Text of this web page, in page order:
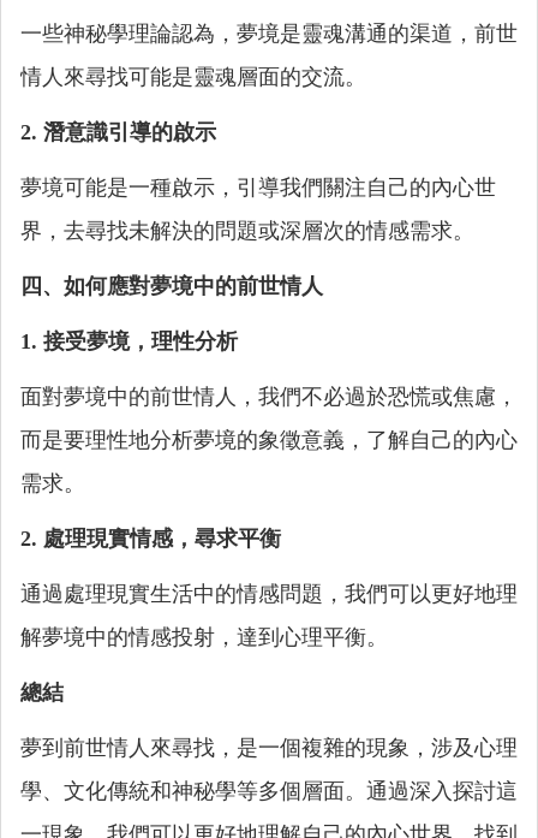
一些神秘學理論認為，夢境是靈魂溝通的渠道，前世
情人來尋找可能是靈魂層面的交流。
2. 潛意識引導的啟示
夢境可能是一種啟示，引導我們關注自己的內心世
界，去尋找未解決的問題或深層次的情感需求。
四、如何應對夢境中的前世情人
1. 接受夢境，理性分析
面對夢境中的前世情人，我們不必過於恐慌或焦慮，
而是要理性地分析夢境的象徵意義，了解自己的內心
需求。
2. 處理現實情感，尋求平衡
通過處理現實生活中的情感問題，我們可以更好地理
解夢境中的情感投射，達到心理平衡。
總結
夢到前世情人來尋找，是一個複雜的現象，涉及心理
學、文化傳統和神秘學等多個層面。通過深入探討這